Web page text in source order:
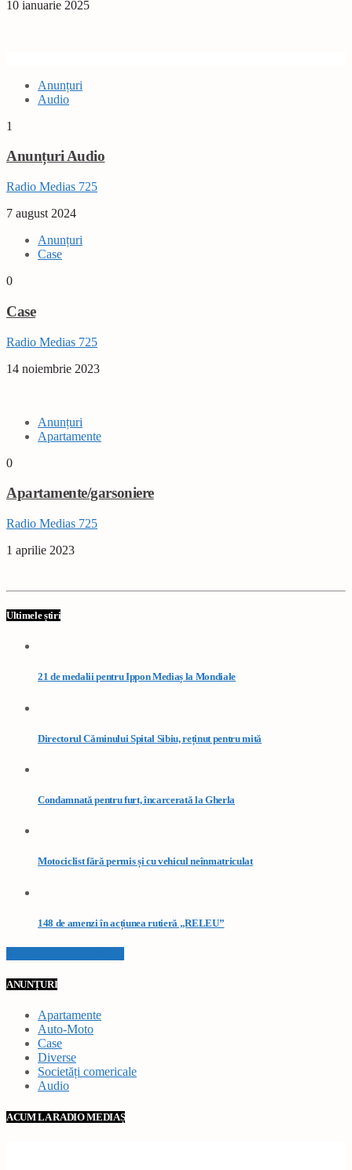
10 ianuarie 2025
Anunțuri
Audio
1
Anunțuri Audio
Radio Medias 725
7 august 2024
Anunțuri
Case
0
Case
Radio Medias 725
14 noiembrie 2023
Anunțuri
Apartamente
0
Apartamente/garsoniere
Radio Medias 725
1 aprilie 2023
Ultimele știri
21 de medalii pentru Ippon Mediaș la Mondiale
Directorul Căminului Spital Sibiu, reținut pentru mită
Condamnată pentru furt, încarcerată la Gherla
Motociclist fără permis și cu vehicul neînmatriculat
148 de amenzi în acțiunea rutieră „RELEU”
ANUNȚURI
Apartamente
Auto-Moto
Case
Diverse
Societăți comericale
Audio
ACUM LA RADIO MEDIAȘ